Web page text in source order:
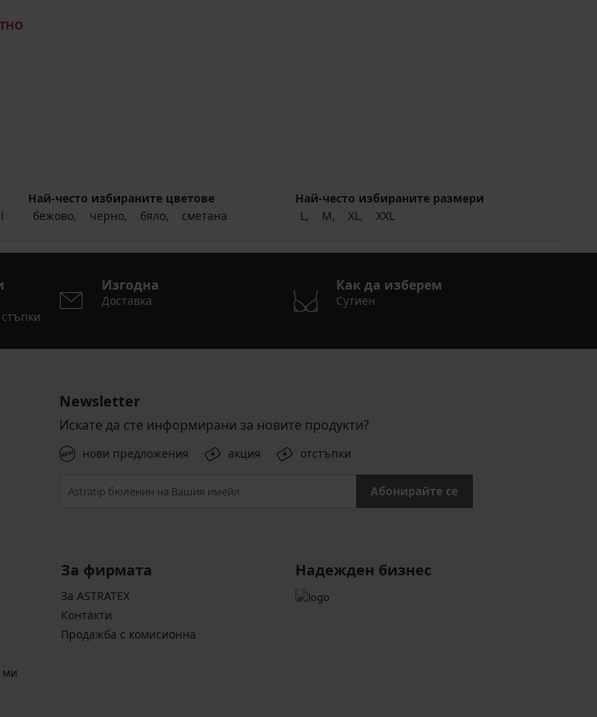
Най-често избираните цветове
бежово
черно бяло сметана
Най-често избираните размери
L
M XL XXL
Изгодна
Доставка
Как да изберем
Сутиен
Newsletter
Искате да сте информирани за новите продукти?
нови предложения акция отстъпки
Абонирайте се
ми
За фирмата
За ASTRATEX
Контакти
Продажба с комисионна
Надежден бизнес